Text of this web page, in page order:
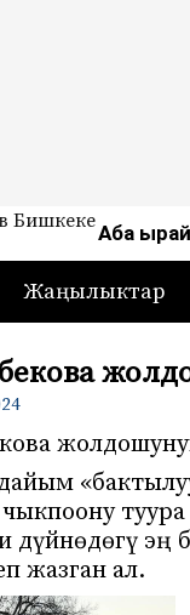
БишкекеАба
Жаңылыктар
чыкпоону
дүйнөдөгү эң
жазган ал.